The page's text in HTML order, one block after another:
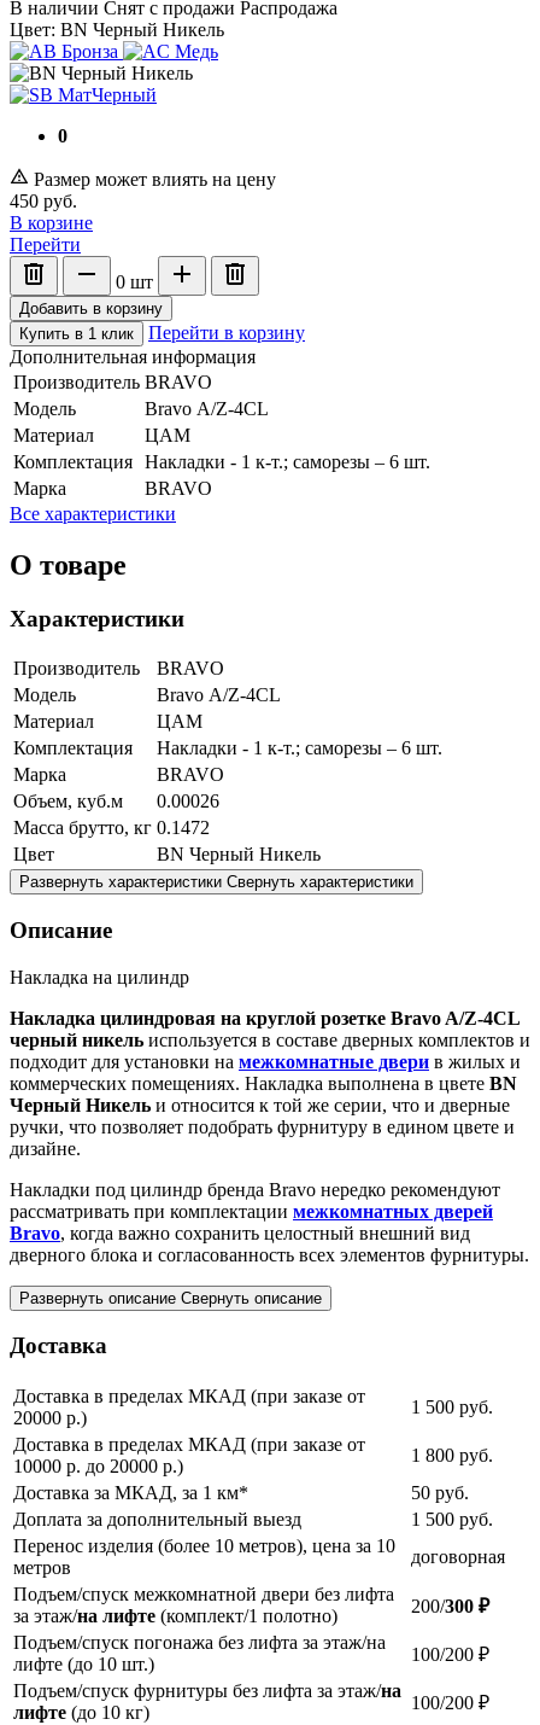
В наличии Снят с продажи Распродажа
Цвет: BN Черный Никель
0
Размер может влиять на цену
450 руб.
В корзине
Перейти
0 шт
Добавить в корзину
Купить в 1 клик
Перейти в корзину
Дополнительная информация
Производитель BRAVO
Модель
Bravo А/Z-4CL
Материал
ЦАМ
Комплектация Накладки - 1 к-т.; саморезы – 6 шт.
Марка
BRAVO
Все характеристики
О товаре
Характеристики
Производитель
BRAVO
Модель
Bravo А/Z-4CL
Материал
ЦАМ
Комплектация
Накладки - 1 к-т.; саморезы – 6 шт.
Марка
BRAVO
Объем, куб.м
0.00026
Масса брутто, кг 0.1472
Цвет
BN Черный Никель
Развернуть характеристики Свернуть характеристики
Описание
Накладка на цилиндр
Накладка цилиндровая на круглой розетке Bravo A/Z-4CL
черный никель используется в составе дверных комплектов и
подходит для установки на межкомнатные двери в жилых и
коммерческих помещениях. Накладка выполнена в цвете BN
Черный Никель и относится к той же серии, что и дверные
ручки, что позволяет подобрать фурнитуру в едином цвете и
дизайне.
Накладки под цилиндр бренда Bravo нередко рекомендуют
рассматривать при комплектации межкомнатных дверей
Bravo, когда важно сохранить целостный внешний вид
дверного блока и согласованность всех элементов фурнитуры.
Развернуть описание Свернуть описание
Доставка
Доставка в пределах МКАД (при заказе от
20000 р.)
1 500 руб.
Доставка в пределах МКАД (при заказе от
10000 р. до 20000 р.)
1 800 руб.
Доставка за МКАД, за 1 км*
50 руб.
Доплата за дополнительный выезд
1 500 руб.
Перенос изделия (более 10 метров), цена за 10
метров
договорная
Подъем/спуск межкомнатной двери без лифта
за этаж/на лифте (комплект/1 полотно) 200/300 ₽
Подъем/спуск погонажа без лифта за этаж/на
лифте (до 10 шт.)
100/200 ₽
Подъем/спуск фурнитуры без лифта за этаж/на
лифте (до 10 кг)
100/200 ₽